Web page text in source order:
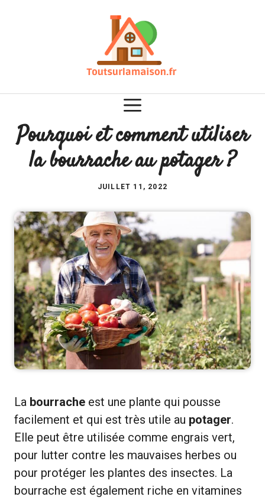
Pourquoi et comment utiliser
la bourrache au potager ?
JUILLET 11, 2022
La bourrache est une plante qui pousse
facilement et qui est très utile au potager.
Elle peut être utilisée comme engrais vert,
pour lutter contre les mauvaises herbes ou
pour protéger les plantes des insectes. La
bourrache est également riche en vitamines